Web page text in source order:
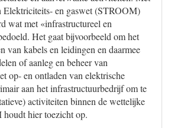
Elektriciteits- en gaswet (STROOM)
wat met «infrastructureel en
Het gaat bijvoorbeeld om het
van kabels en leidingen en daarmee
of aanleg en beheer van
op- en ontladen van elektrische
aan het infrastructuurbedrijf om te
activiteiten binnen de wettelijke
houdt hier toezicht op.